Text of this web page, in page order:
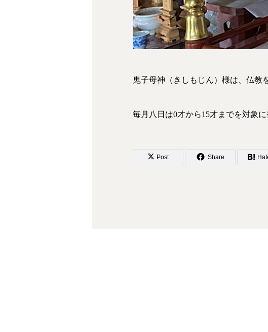
鬼子母神（きしもじん）様は、仏教
毎月八日は0才から15才までを対象
Post Share